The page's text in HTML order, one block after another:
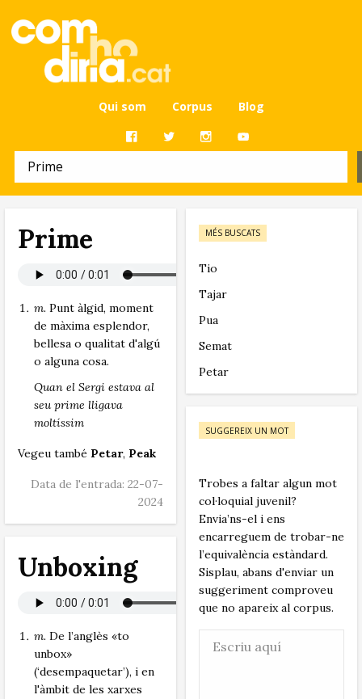
Qui som Corpus Blog
Prime
m. Punt àlgid, moment
de màxima esplendor,
bellesa o qualitat d'algú
o alguna cosa.
Quan el Sergi estava al
seu prime lligava
moltíssim
Vegeu també Petar, Peak
Data de l'entrada: 22-07-
2024
Unboxing
m. De l’anglès «to
unbox»
(‘desempaquetar’), i en
l'àmbit de les xarxes
MÉS BUSCATS
Tio
Tajar
Pua
Semat
Petar
SUGGEREIX UN MOT
Trobes a faltar algun mot
col·loquial juvenil?
Envia’ns-el i ens
encarreguem de trobar-ne
l’equivalència estàndard.
Sisplau, abans d'enviar un
suggeriment comproveu
que no apareix al corpus.